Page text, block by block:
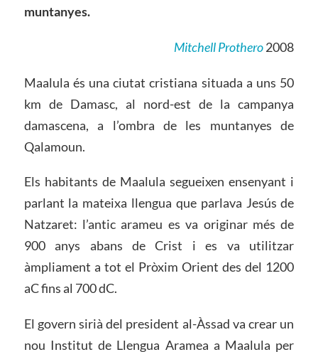
muntanyes.
Mitchell Prothero2008
Maalula és una ciutat cristiana situada a uns 50
km de Damasc, al nord-est de la campanya
damascena, a l’ombra de les muntanyes de
Qalamoun.
Els habitants de Maalula segueixen ensenyant i
parlant la mateixa llengua que parlava Jesús de
Natzaret: l’antic arameu es va originar més de
900 anys abans de Crist i es va utilitzar
àmpliament a tot el Pròxim Orient des del 1200
aC fins al 700 dC.
El govern sirià del president al-Àssad va crear un
nou Institut de Llengua Aramea a Maalula per